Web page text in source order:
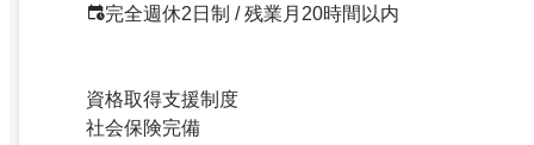
完全週休2日制 / 残業月20時間以内
資格取得支援制度
社会保険完備